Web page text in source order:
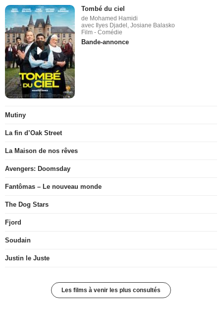
Tombé du ciel
de Mohamed Hamidi
avec Ilyes Djadel, Josiane Balasko
Film - Comédie
Bande-annonce
Mutiny
La fin d’Oak Street
La Maison de nos rêves
Avengers: Doomsday
Fantômas – Le nouveau monde
The Dog Stars
Fjord
Soudain
Justin le Juste
Les films à venir les plus consultés